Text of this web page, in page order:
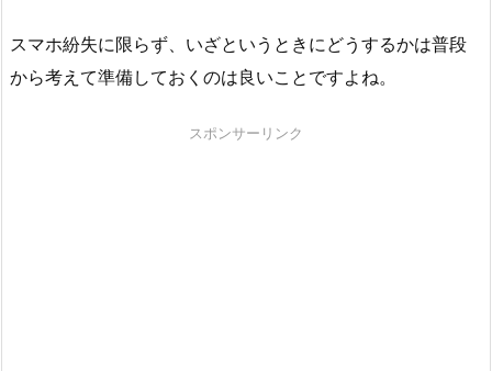
スマホ紛失に限らず、いざというときにどうするかは普段
から考えて準備しておくのは良いことですよね。
スポンサーリンク